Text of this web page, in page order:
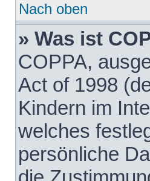
Nach oben
» Was ist
COPPA,
Act of 1998
Kindern im
welches
persönliche